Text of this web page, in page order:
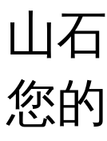
山
您